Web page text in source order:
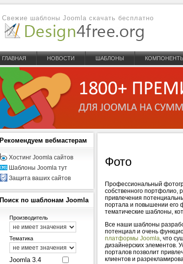
Свежие шаблоны Joomla скачать бесплатно
ГЛАВНАЯ НОВОСТИ ШАБЛОНЫ
Фото
Профессиональный
собственного портфолио,
привлечения
портала и повышении его
тематические шаблоны,
Все наши шаблоны
потенциал и очень
платформы Joomla, что
дизайнерских элементов.
порталов позволит
клиентов и
Рекомендуем вебмастерам
Хостинг Joomla сайтов
Шаблоны Joomla тут
Защита ваших сайтов
Поиск по шаблонам Joomla
Производитель
Тематика
Joomla 3.4